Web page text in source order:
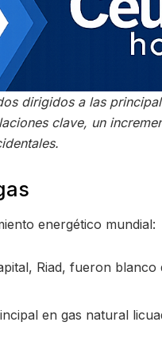
dirigidos a las
clave, un
energético mundial:
Riad, fueron
en gas natural